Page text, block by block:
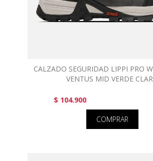
CALZADO SEGURIDAD LIPPI PRO
VENTUS MID VERDE
$ 104.900
COMPRAR